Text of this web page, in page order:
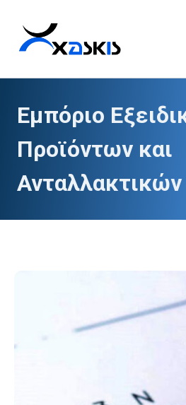
content
Εμπόριο
Προϊόντων και
Ανταλλακτικών